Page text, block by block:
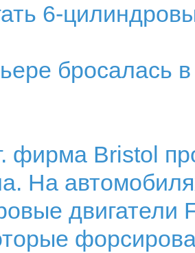
6-
бросалась
фирма Bristol
На